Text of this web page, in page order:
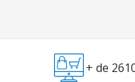
+ de